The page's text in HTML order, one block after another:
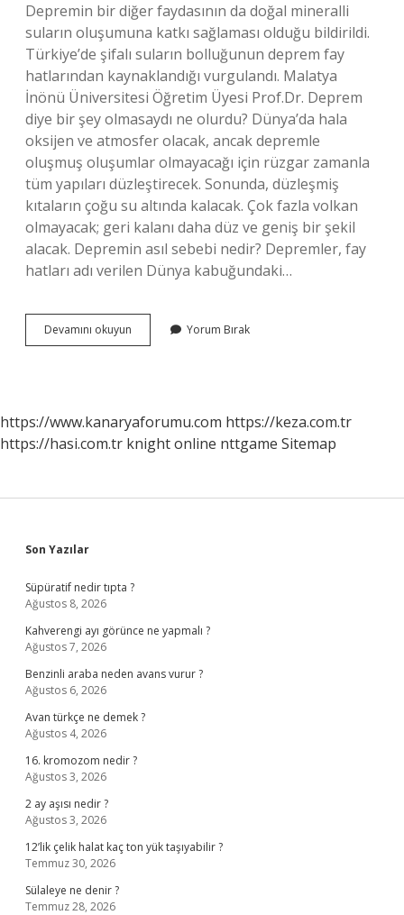
Depremin bir diğer faydasının da doğal mineralli
suların oluşumuna katkı sağlaması olduğu bildirildi.
Türkiye’de şifalı suların bolluğunun deprem fay
hatlarından kaynaklandığı vurgulandı. Malatya
İnönü Üniversitesi Öğretim Üyesi Prof.Dr. Deprem
diye bir şey olmasaydı ne olurdu? Dünya’da hala
oksijen ve atmosfer olacak, ancak depremle
oluşmuş oluşumlar olmayacağı için rüzgar zamanla
tüm yapıları düzleştirecek. Sonunda, düzleşmiş
kıtaların çoğu su altında kalacak. Çok fazla volkan
olmayacak; geri kalanı daha düz ve geniş bir şekil
alacak. Depremin asıl sebebi nedir? Depremler, fay
hatları adı verilen Dünya kabuğundaki…
Devamını okuyun Depremin
Bir
Yorum Bırak
https://www.kanaryaforumu.com https://keza.com.tr
https://hasi.com.tr knight online nttgame Sitemap
Sidebar
Son Yazılar
Süpüratif nedir tıpta ?
Ağustos 8, 2026
Kahverengi ayı görünce ne yapmalı ?
Ağustos 7, 2026
Benzinli araba neden avans vurur ?
Ağustos 6, 2026
Avan türkçe ne demek ?
Ağustos 4, 2026
16. kromozom nedir ?
Ağustos 3, 2026
2 ay aşısı nedir ?
Ağustos 3, 2026
12’lik çelik halat kaç ton yük taşıyabilir ?
Temmuz 30, 2026
Sülaleye ne denir ?
Temmuz 28, 2026